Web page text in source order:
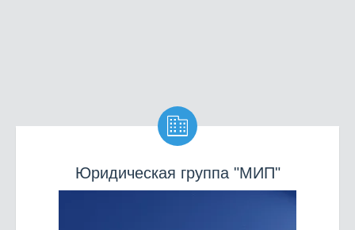

Юридическая группа "МИП"